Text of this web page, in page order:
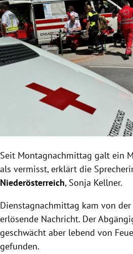
Seit Montagnachmittag galt ein
als vermisst, erklärt die
Niederösterreich, Sonja Kellner.
Dienstagnachmittag kam von
erlösende Nachricht. Der
geschwächt aber lebend von
gefunden.